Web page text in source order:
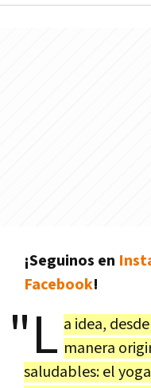
¡Seguinos en
Facebook!
"L a idea,
manera
saludables: el